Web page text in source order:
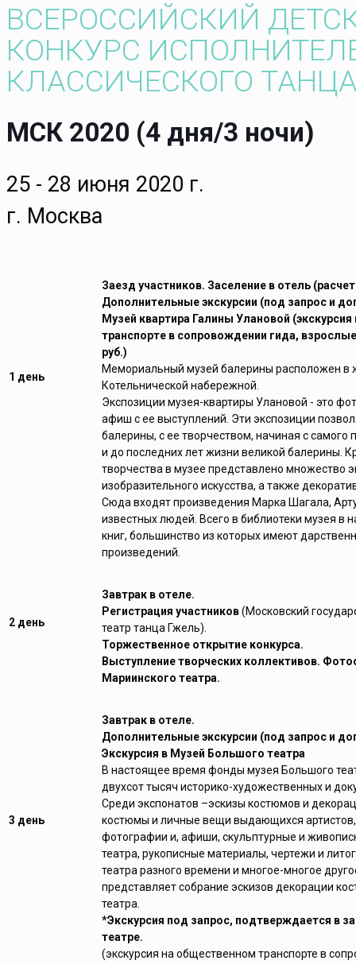
ВСЕРОССИЙСКИЙ
КОНКУРС
КЛАССИЧЕСКОГО
МСК 2020 (4 дня/3 ночи)
25 - 28 июня 2020 г.
г. Москва
1 день
Заезд участников. Заселение в отель
Дополнительные экскурсии (под запрос и
Музей квартира Галины Улановой
транспорте в сопровождении гида,
руб.)
Мемориальный музей балерины расположен в
Котельнической набережной.
Экспозиции музея-квартиры Улановой - это
афиш с ее выступлений. Эти экспозиции
балерины, с ее творчеством, начиная с самого
и до последних лет жизни великой балерины.
творчества в музее представлено множество
изобразительного искусства, а также
Сюда входят произведения Марка Шагала,
известных людей. Всего в библиотеки музея в
книг, большинство из которых имеют
произведений.
2 день
Завтрак в отеле.
Регистрация участников(Московский
театр танца Гжель).
Торжественное открытие конкурса.
Выступление творческих коллективов.
Мариинского театра.
3 день
Завтрак в отеле.
Дополнительные экскурсии (под запрос и
Экскурсия в Музей Большого театра
В настоящее время фонды музея Большого
двухсот тысяч историко-художественных и
Среди экспонатов –эскизы костюмов и
костюмы и личные вещи выдающихся
фотографии и, афиши, скульптурные и
театра, рукописные материалы, чертежи и
театра разного времени и многое-многое
представляет собрание эскизов декорации
театра.
*Экскурсия под запрос, подтверждается в
театре.
(экскурсия на общественном транспорте в